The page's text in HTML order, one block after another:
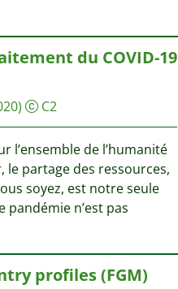
du COVID-19
C2
l’ensemble de l’humanité
le partage des ressources,
soyez, est notre seule
pandémie n’est pas
profiles (FGM)